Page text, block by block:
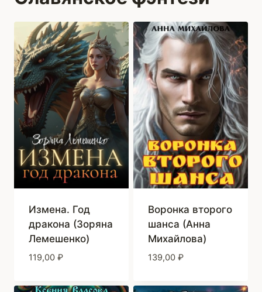
Измена. Год
дракона (Зоряна
Лемешенко)
119,00 ₽
Воронка второго
шанса (Анна
Михайлова)
139,00 ₽